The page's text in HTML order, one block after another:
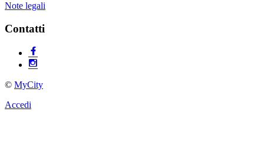
Note legali
Contatti
© MyCity
Accedi